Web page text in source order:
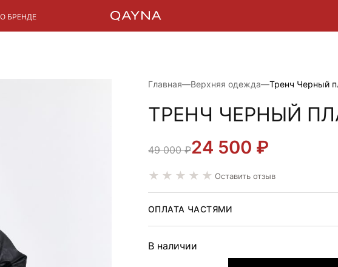
О БРЕНДЕ
Главная—Верхняя одежда—Тренч Черный
ТРЕНЧ ЧЕРНЫЙ
49 000₽
ПЕРВОНАЧАЛЬНАЯ
ЦЕНА
СОСТАВЛЯЛА
49
000 ₽.
24 500 ₽
ТЕКУЩАЯ
ЦЕНА:
24
500 ₽.
Оставить отзыв
ОПЛАТА ЧАСТЯМИ
В наличии